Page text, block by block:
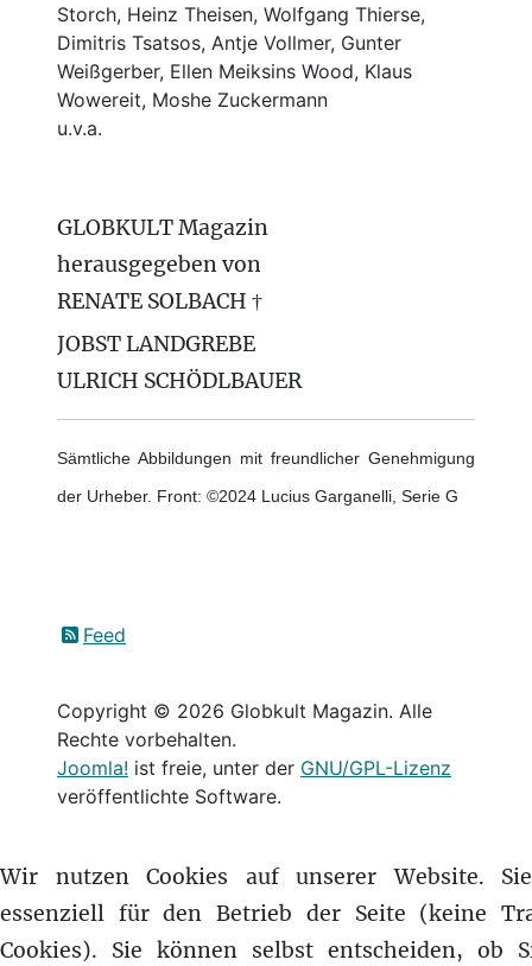
Storch, Heinz Theisen, Wolfgang Thierse,
Dimitris Tsatsos, Antje Vollmer, Gunter
Weißgerber, Ellen Meiksins Wood, Klaus
Wowereit, Moshe Zuckermann
u.v.a.
GLOBKULT Magazin
herausgegeben von
RENATE SOLBACH †
JOBST LANDGREBE
ULRICH SCHÖDLBAUER
Sämtliche Abbildungen mit freundlicher Genehmigung
der Urheber. Front: ©2024 Lucius Garganelli, Serie G
Feed
Copyright © 2026 Globkult Magazin. Alle
Rechte vorbehalten.
Joomla! ist freie, unter der GNU/GPL-Lizenz
veröffentlichte Software.
Wir nutzen Cookies auf unserer Website.
essenziell für den Betrieb der Seite (keine
Cookies). Sie können selbst entscheiden, ob